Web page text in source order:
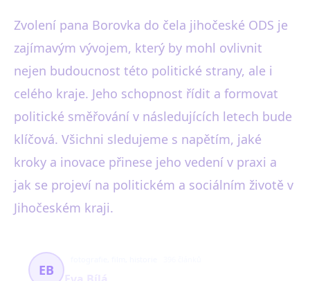
Zvolení pana Borovka do čela jihočeské ODS je
zajímavým vývojem, který by mohl ovlivnit
nejen budoucnost této politické strany, ale i
celého kraje. Jeho schopnost řídit a formovat
politické směřování v následujících letech bude
klíčová. Všichni sledujeme s napětím, jaké
kroky a inovace přinese jeho vedení v praxi a
jak se projeví na politickém a sociálním životě v
Jihočeském kraji.
EB